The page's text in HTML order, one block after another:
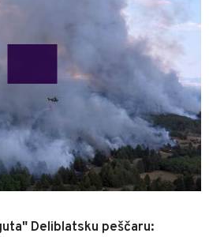
Deliblatsku peščaru: